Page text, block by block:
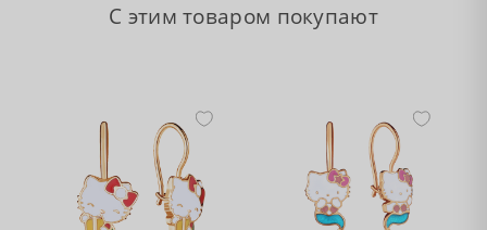
С этим товаром покупают